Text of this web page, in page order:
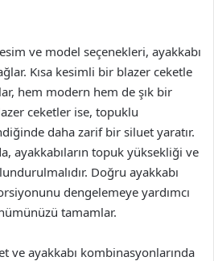
ve model seçenekleri, ayakkabı
Kısa kesimli bir blazer ceketle
hem modern hem de şık bir
ceketler ise, topuklu
daha zarif bir siluet yaratır.
ayakkabıların topuk yüksekliği ve
Doğru ayakkabı
dengelemeye yardımcı
tamamlar.
ve ayakkabı kombinasyonlarında